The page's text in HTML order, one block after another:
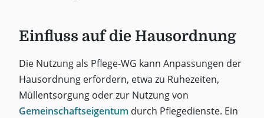
Einfluss auf die Hausordnung
Die Nutzung als Pflege-WG kann Anpassungen der
Hausordnung erfordern, etwa zu Ruhezeiten,
Müllentsorgung oder zur Nutzung von
Gemeinschaftseigentum durch Pflegedienste. Ein